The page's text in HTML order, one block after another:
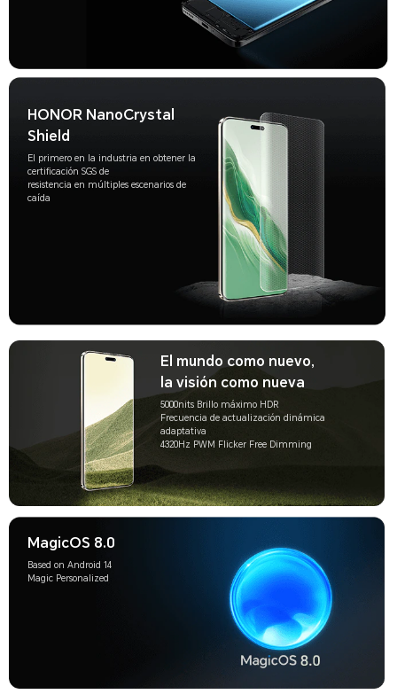
HONOR NanoCrystal
Shield
El primero en la industria en obtener la
certificación SGS de
resistencia en múltiples escenarios de
caída
El mundo como nuevo,
la visión como nueva
5000nits Brillo máximo HDR
Frecuencia de actualización dinámica
adaptativa
4320Hz PWM Flicker Free Dimming
MagicOS 8.0
Based on Android 14
Magic Personalized